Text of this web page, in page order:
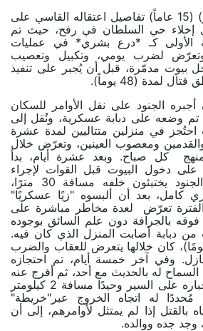
يروي الطفل (ص.ر) (15 عاماً) تفاصيل اعتقاله القاسي على
إخلاء حي السلطان في رفح، حيث تم
الأولى كـ *درع بشري* في عمليات
وتعرّض لضرب يومي، وتكبيل وتعصيب
بيوت مدمّرة، قبل أن يُجبر على تنفيذ
لمدة (48 يوماً).
الجنود على نقل الأوامر للسكان
تم وضعه على دبابة عسكرية، ونُقل إلى
احتُجز في منزلين متتاليين لمدة عشرة
ومعصوب العينين، وتعرّض خلال
كل صباح. وبعد عشرة أيام، بدأ
على دخول البيوت قبل القوات لإجراء
"تمشيط"، بينما كان الجنود يختبئون خلفه مسافة 30 مترًا،
كامل، بعد أن ألبسوه "زيًا عسكريًا"
تعرّض لعدة مخاطر مباشرة على
بالجرافة دون علم السائق بوجوده
دبابة أصابت المنزل الذي كان فيه.
ذلك لمدة (48 يومًا)، كان خلالها يتعرض للعقاب والضرب
وفي آخر خمسة أيام، تم احتجازه
له بالحديث مع أحد، ثم أفرج عنه
بطريقة تعسفية عبر إجباره على السير وحيدًا مسافة 2 كيلومتر
له اتجاه الخروج عبر"خريطة"
بالقتل إذا لم يمتثل لأوامرهم، إلى أن
جده ووالده.